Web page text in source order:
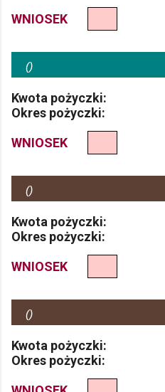
WNIOSEK
()
Kwota pożyczki:
Okres pożyczki:
WNIOSEK
()
Kwota pożyczki:
Okres pożyczki:
WNIOSEK
()
Kwota pożyczki:
Okres pożyczki: